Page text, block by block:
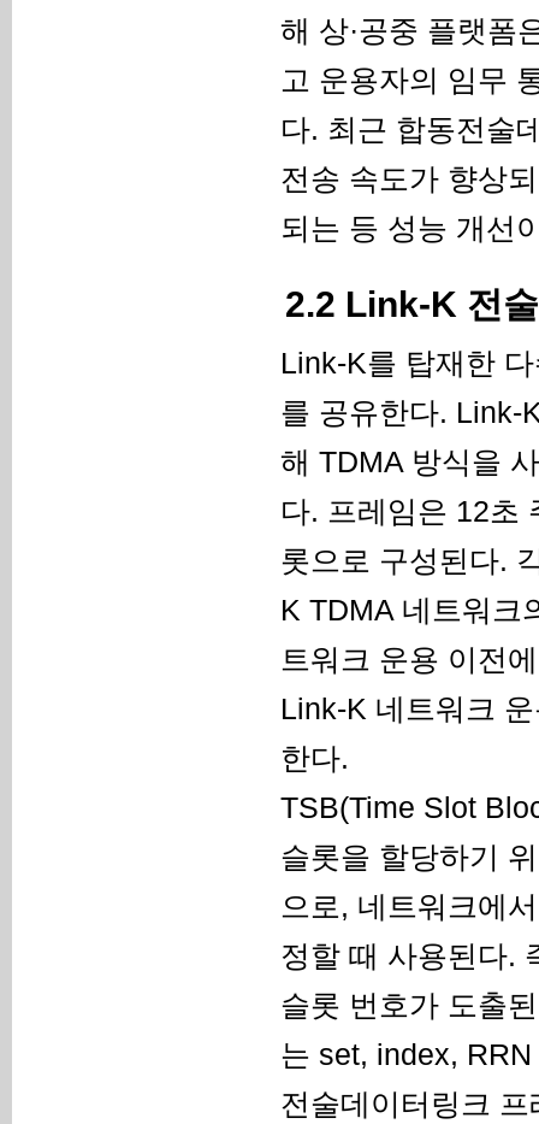
해 상·공중 플랫폼
고 운용자의 임무
다. 최근 합동전술
전송 속도가 향상
되는 등 성능 개선
2.2 Link-K 전
Link-K를 탑재한
를 공유한다. Link-
해 TDMA 방식을
다. 프레임은 12초
롯으로 구성된다.
K TDMA 네트워크
트워크 운용 이전
Link-K 네트워크
한다.
TSB(Time Slot
슬롯을 할당하기
으로, 네트워크에
정할 때 사용된다.
슬롯 번호가 도출
는 set, index,
전술데이터링크